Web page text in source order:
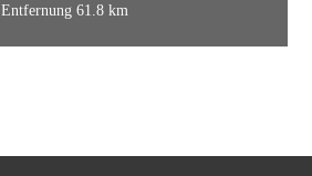
Entfernung 61.8 km